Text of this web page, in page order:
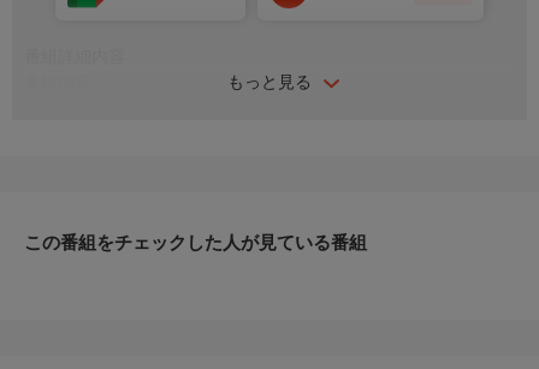
もっと見る
この番組をチェックした人が見ている番組